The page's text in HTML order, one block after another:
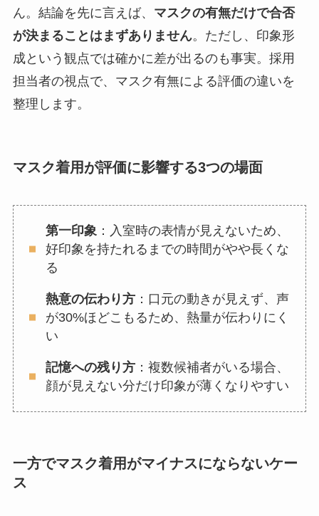
ん。結論を先に言えば、 マスクの有無だけで合否
が決まることはまずありません。ただし、印象形
成という観点では確かに差が出るのも事実。採用
担当者の視点で、マスク有無による評価の違いを
整理します。
マスク着用が評価に影響する3つの場面
第一印象：入室時の表情が見えないため、
好印象を持たれるまでの時間がやや長くな
る
熱意の伝わり方：口元の動きが見えず、声
が30%ほどこもるため、熱量が伝わりにく
い
記憶への残り方：複数候補者がいる場合、
顔が見えない分だけ印象が薄くなりやすい
一方でマスク着用がマイナスにならないケー
ス